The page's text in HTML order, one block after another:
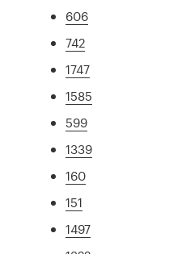
606
742
1747
1585
599
1339
160
151
1497